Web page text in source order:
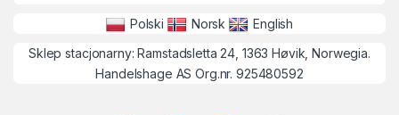
Polski Norsk
English
Sklep stacjonarny: Ramstadsletta 24, 1363 Høvik, Norwegia.
Handelshage AS Org.nr. 925480592